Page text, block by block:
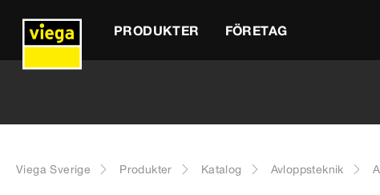
PRODUKTER FÖRETAG
Viega Sverige Produkter Katalog Avloppsteknik